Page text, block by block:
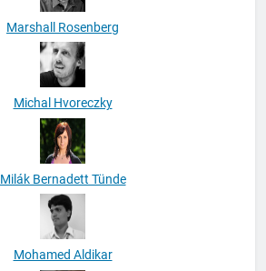
Marshall Rosenberg
Michal Hvoreczky
Milák Bernadett Tünde
Mohamed Aldikar